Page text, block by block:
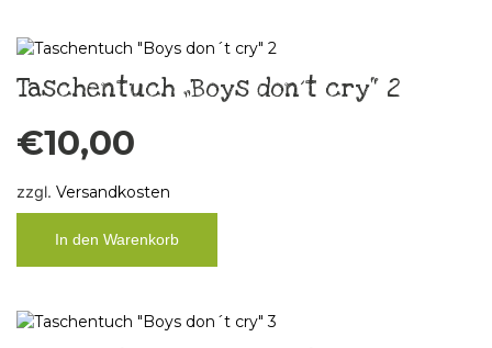
Taschentuch „Boys don´t cry“ 2
€10,00
zzgl. Versandkosten
In den Warenkorb